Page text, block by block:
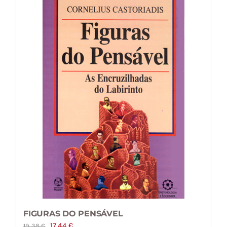
FIGURAS DO PENSÁVEL
O
O